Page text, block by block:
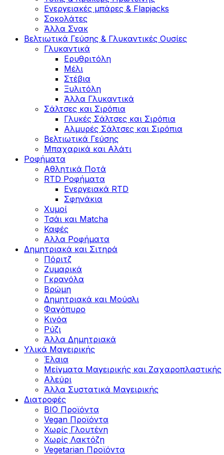
Ενεργειακές μπάρες & Flapjacks
Σοκολάτες
Άλλα Σνακ
Βελτιωτικά Γεύσης & Γλυκαντικές Ουσίες
Γλυκαντικά
Ερυθριτόλη
Μέλι
Στέβια
Ξυλιτόλη
Άλλα Γλυκαντικά
Σάλτσες και Σιρόπια
Γλυκές Σάλτσες και Σιρόπια
Αλμυρές Σάλτσες και Σιρόπια
Bελτιωτικά Γεύσης
Μπαχαρικά και Αλάτι
Ροφήματα
Αθλητικά Ποτά
RTD Ροφήματα
Ενεργειακά RTD
Σφηνάκια
Χυμοί
Τσάι και Matcha
Καφές
Αλλα Ροφήματα
Δημητριακά και Σιτηρά
Πόριτζ
Ζυμαρικά
Γκρανόλα
Βρώμη
Δημητριακά και Μούσλι
Φαγόπυρο
Κινόα
Ρύζι
Άλλα Δημητριακά
Υλικά Μαγειρικής
Έλαια
Μείγματα Μαγειρικής και Ζαχαροπλαστικής
Αλεύρι
Άλλα Συστατικά Μαγειρικής
Διατροφές
BIO Προϊόντα
Vegan Προϊόντα
Χωρίς Γλουτένη
Χωρίς Λακτόζη
Vegetarian Προϊόντα